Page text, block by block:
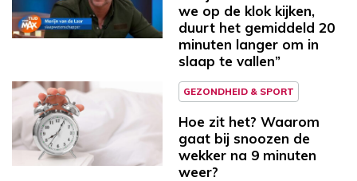
we op de klok kijken,
duurt het gemiddeld 20
minuten langer om in
slaap te vallen”
GEZONDHEID & SPORT
Hoe zit het? Waarom
gaat bij snoozen de
wekker na 9 minuten
weer?